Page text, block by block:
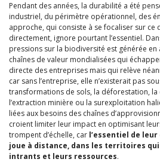
Pendant des années, la durabilité a été
industriel, du périmètre opérationnel, des
approche, qui consiste à se focaliser sur ce
directement, ignore pourtant l’essentiel.
pressions sur la biodiversité est générée en
chaînes de valeur mondialisées qui
directe des entreprises mais qui relève
car sans l’entreprise, elle n’existerait pas
transformations de sols, la déforestation, la
l’extraction minière ou la surexploitation
liées aux besoins des chaînes
croient limiter leur impact en optimisant
trompent d’échelle, car l’essentiel de
joue à distance, dans les territoires
intrants et leurs ressources.